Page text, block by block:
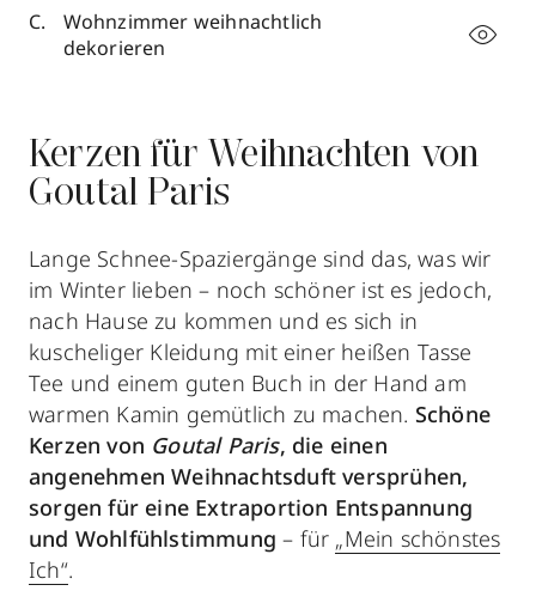
Wohnzimmer weihnachtlich
dekorieren
Kerzen für Weihnachten von
Goutal Paris
Lange Schnee-Spaziergänge sind das, was wir
im Winter lieben – noch schöner ist es jedoch,
nach Hause zu kommen und es sich in
kuscheliger Kleidung mit einer heißen Tasse
Tee und einem guten Buch in der Hand am
warmen Kamin gemütlich zu machen. Schöne
Kerzen von Goutal Paris, die einen
angenehmen Weihnachtsduft versprühen,
sorgen für eine Extraportion Entspannung
und Wohlfühlstimmung – für „Mein schönstes
Ich“.